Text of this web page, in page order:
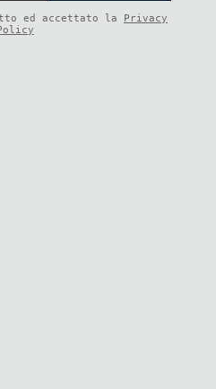
ed accettato la
Privacy